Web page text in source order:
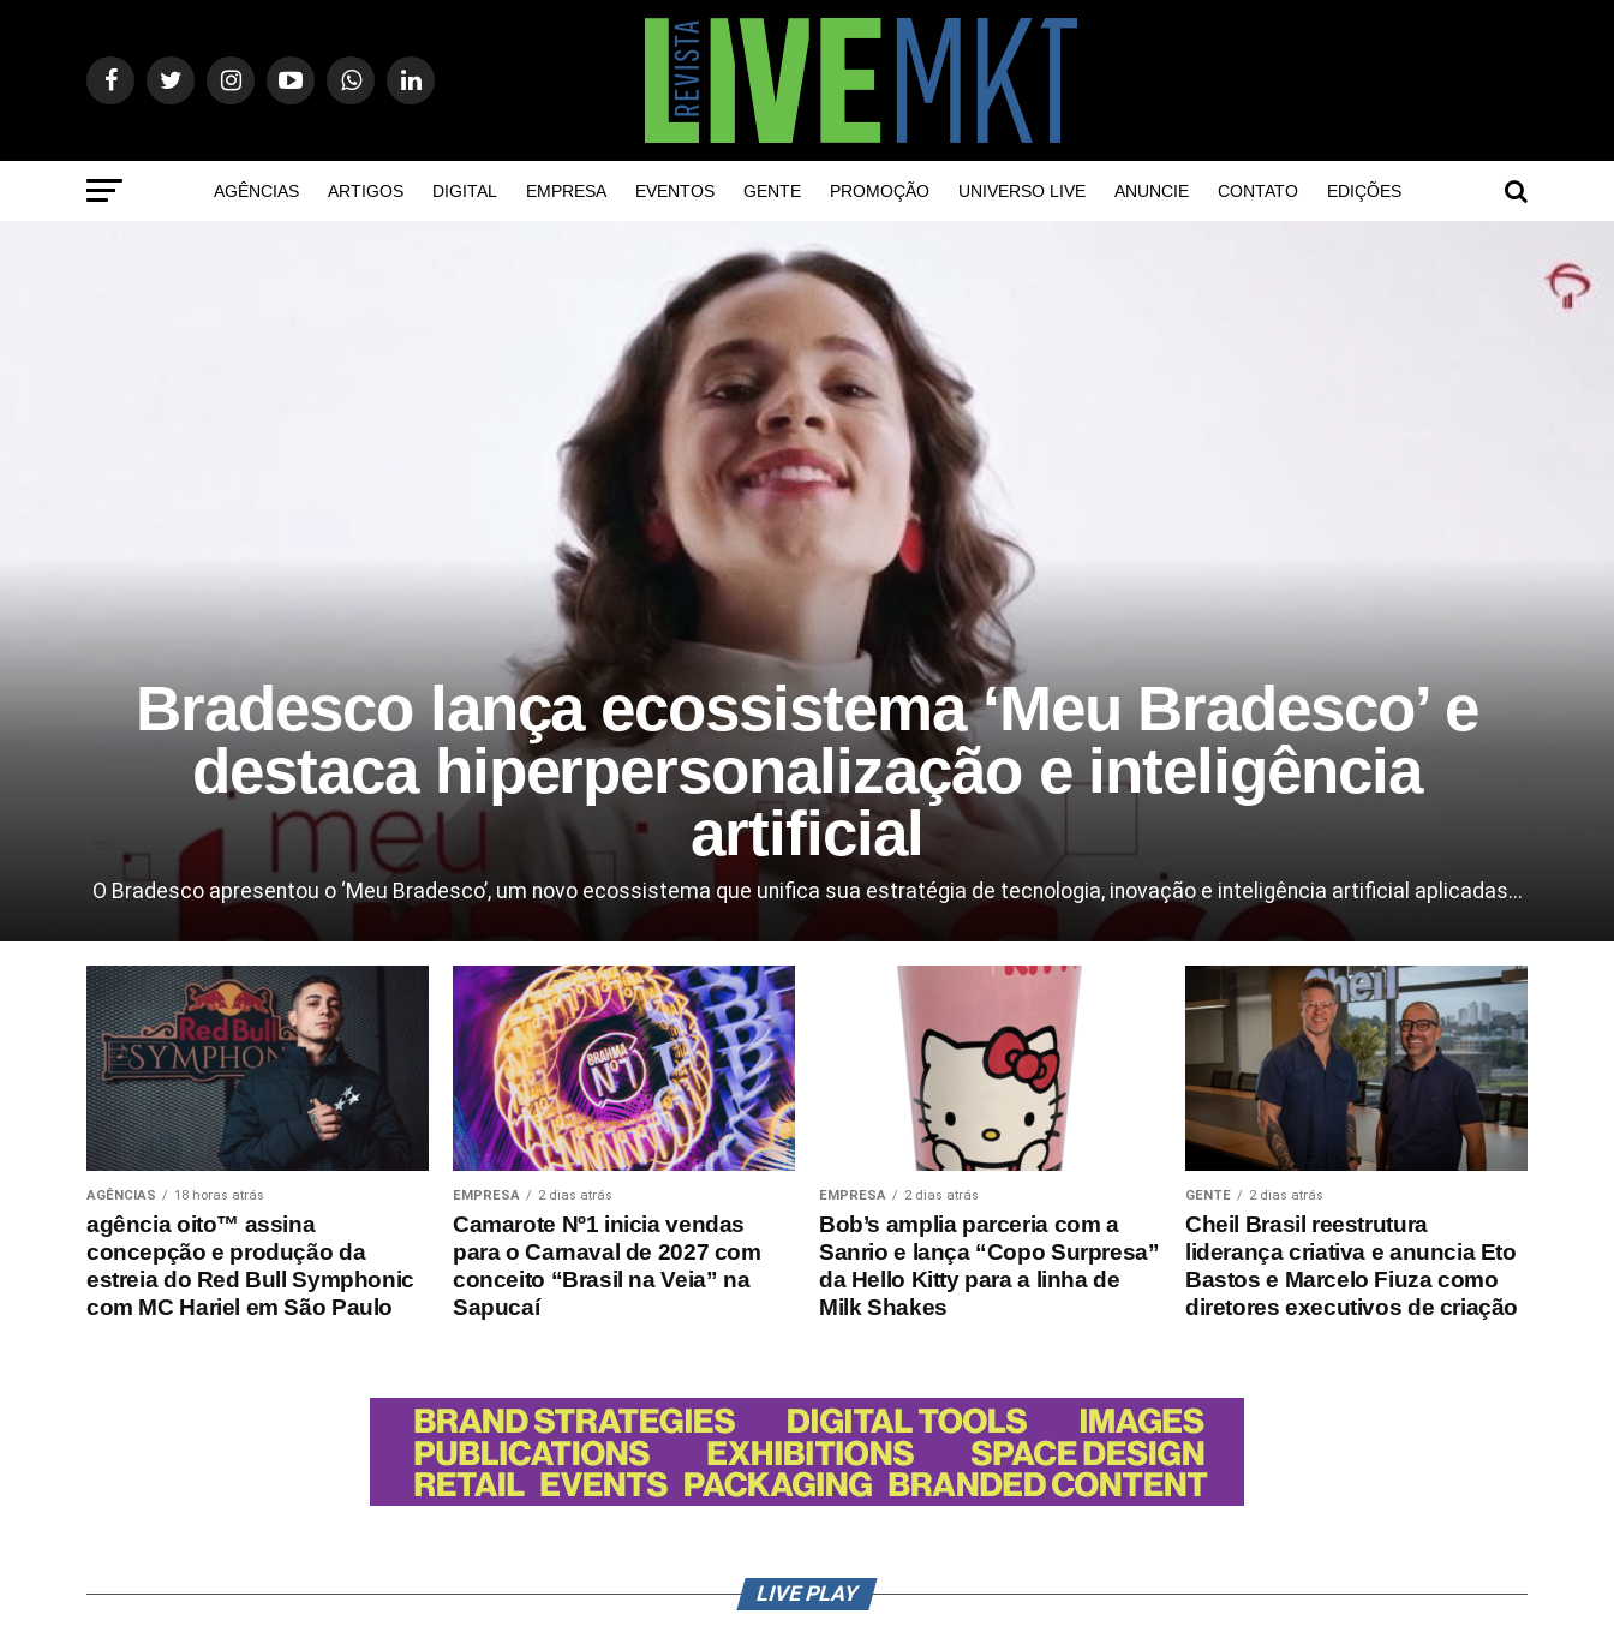
AGÊNCIAS ARTIGOS DIGITAL EMPRESA EVENTOS GENTE PROMOÇÃO UNIVERSO LIVE ANUNCIE CONTATO EDIÇÕES
Bradesco lança ecossistema ‘Meu Bradesco’ e
destaca hiperpersonalização e inteligência
artificial
O Bradesco apresentou o ‘Meu Bradesco’, um novo ecossistema que unifica sua estratégia de tecnologia, inovação e inteligência artificial aplicadas...
AGÊNCIAS 18 horas atrás
agência oito™ assina
concepção e produção da
estreia do Red Bull Symphonic
com MC Hariel em São Paulo
EMPRESA 2 dias atrás
Camarote Nº1 inicia vendas
para o Carnaval de 2027 com
conceito “Brasil na Veia” na
Sapucaí
EMPRESA 2 dias atrás
Bob’s amplia parceria com a
Sanrio e lança “Copo Surpresa”
da Hello Kitty para a linha de
Milk Shakes
GENTE 2 dias atrás
Cheil Brasil reestrutura
liderança criativa e anuncia Eto
Bastos e Marcelo Fiuza como
diretores executivos de criação
LIVE PLAY